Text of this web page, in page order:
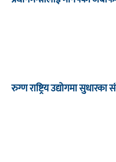
रुग्ण राष्ट्रिय उद्योगमा